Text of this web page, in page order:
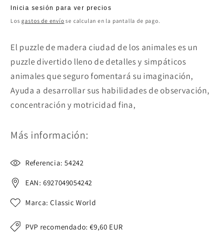
Precio
habitual
Inicia sesión para ver precios
Losgastos de envío se calculan en la pantalla de pago.
El puzzle de madera ciudad de los animales es un
puzzle divertido lleno de detalles y simpáticos
animales que seguro fomentará su imaginación,
Ayuda a desarrollar sus habilidades de observación,
concentración y motricidad fina,
Más información:
Referencia: 54242
EAN: 6927049054242
Marca: Classic World
PVP recomendado:€9,60 EUR